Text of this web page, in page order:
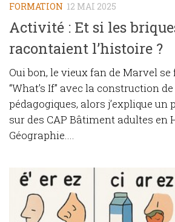
FORMATION 12 MAI 2025
Activité : Et si les
racontaient l’histoire ?
Oui bon, le vieux fan de Marvel
“What’s If” avec la construction
pédagogiques, alors j’explique un
sur des CAP Bâtiment adultes en
Géographie....